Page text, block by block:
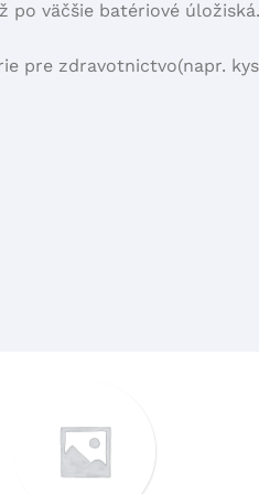
batérií od
po väčšie batériové úložiská.
pre zdravotnictvo(napr.